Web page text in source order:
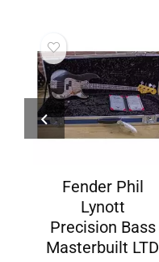
Fender Phil
Lynott
Precision Bass
Masterbuilt LTD